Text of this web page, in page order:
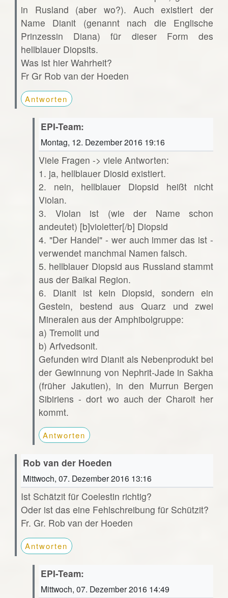
in Rusland (aber wo?). Auch existiert der
Name Dianit (genannt nach die Englische
Prinzessin Diana) für dieser Form des
hellblauer Diopsits.
Was ist hier Wahrheit?
Fr Gr Rob van der Hoeden
Antworten
EPI-Team:
Montag, 12. Dezember 2016 19:16
Viele Fragen -> viele Antworten:
1. ja, hellblauer Diosid existiert.
2. nein, hellblauer Diopsid heißt nicht
Violan.
3. Violan ist (wie der Name schon
andeutet) [b]violetter[/b] Diopsid
4. "Der Handel" - wer auch immer das ist -
verwendet manchmal Namen falsch.
5. hellblauer Diopsid aus Russland stammt
aus der Baikal Region.
6. Dianit ist kein Diopsid, sondern ein
Gestein, bestend aus Quarz und zwei
Mineralen aus der Amphibolgruppe:
a) Tremolit und
b) Arfvedsonit.
Gefunden wird Dianit als Nebenprodukt bei
der Gewinnung von Nephrit-Jade in Sakha
(früher Jakutien), in den Murrun Bergen
Sibiriens - dort wo auch der Charoit her
kommt.
Antworten
Rob van der Hoeden
Mittwoch, 07. Dezember 2016 13:16
Ist Schätzit für Coelestin richtig?
Oder ist das eine Fehlschreibung für Schützit?
Fr. Gr. Rob van der Hoeden
Antworten
EPI-Team:
Mittwoch, 07. Dezember 2016 14:49